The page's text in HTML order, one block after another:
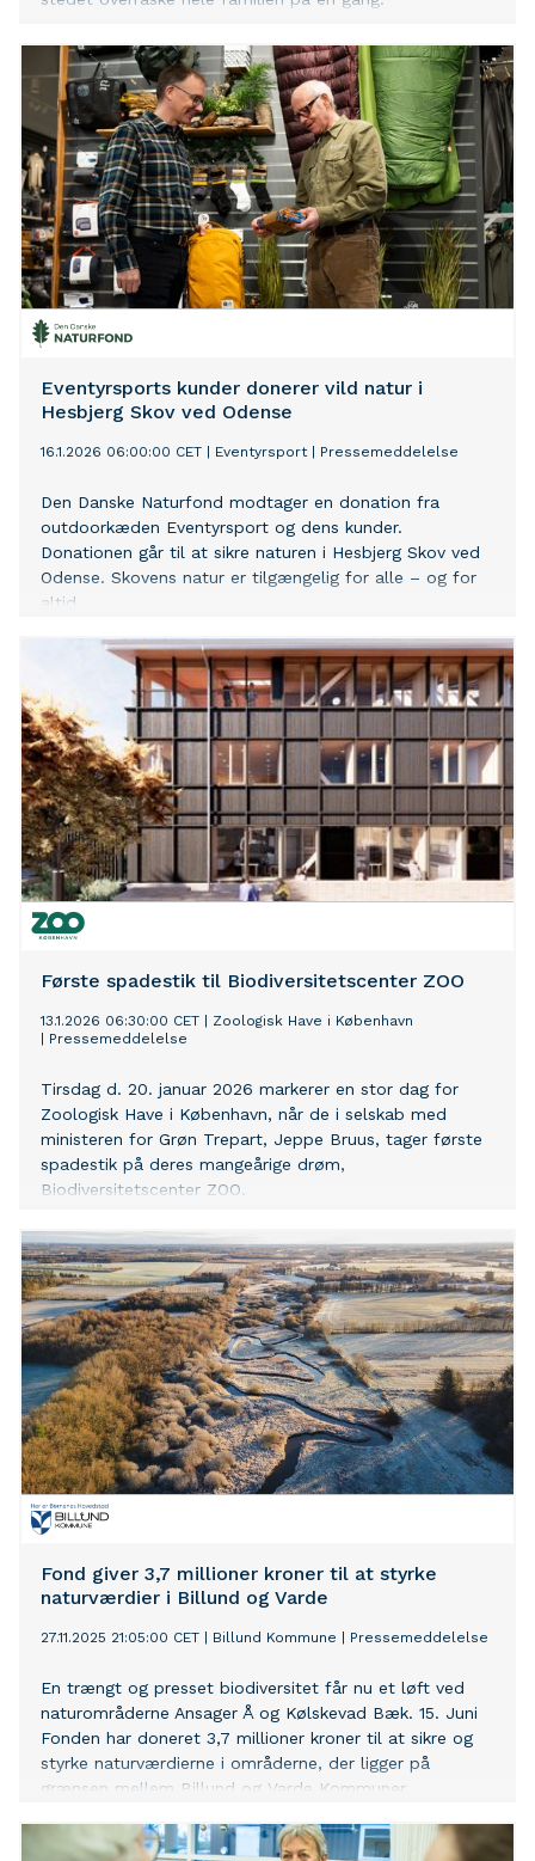
Eventyrsports kunder donerer vild natur i
Hesbjerg Skov ved Odense
16.1.2026 06:00:00 CET Eventyrsport| Pressemeddelelse
Den Danske Naturfond modtager en donation fra
outdoorkæden Eventyrsport og dens kunder.
Donationen går til at sikre naturen i Hesbjerg Skov ved
Odense. Skovens natur er tilgængelig for alle – og for
altid.
Første spadestik til Biodiversitetscenter ZOO
13.1.2026 06:30:00 CET
Zoologisk Have i København
Pressemeddelelse
Tirsdag d. 20. januar 2026 markerer en stor dag for
Zoologisk Have i København, når de i selskab med
ministeren for Grøn Trepart, Jeppe Bruus, tager første
spadestik på deres mangeårige drøm,
Biodiversitetscenter ZOO.
Fond giver 3,7 millioner kroner til at styrke
naturværdier i Billund og Varde
27.11.2025 21:05:00 CET Billund Kommune Pressemeddelelse
En trængt og presset biodiversitet får nu et løft ved
naturområderne Ansager Å og Kølskevad Bæk. 15. Juni
Fonden har doneret 3,7 millioner kroner til at sikre og
styrke naturværdierne i områderne, der ligger på
grænsen mellem Billund og Varde Kommuner.